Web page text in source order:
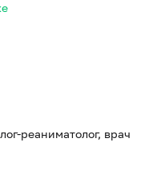
реаниматолог, врач